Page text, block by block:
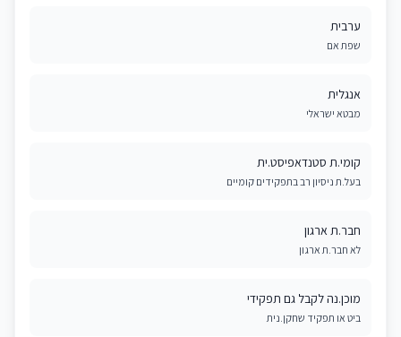
ערבית
שפת אם
אנגלית
מבטא ישראלי
קומי.ת סטנדאפיסט.ית
בעל.ת ניסיון רב בתפקידים קומיים
חבר.ת ארגון
לא חבר.ת ארגון
מוכן.נה לקבל גם תפקידי
ביט או תפקיד שחקן.נית